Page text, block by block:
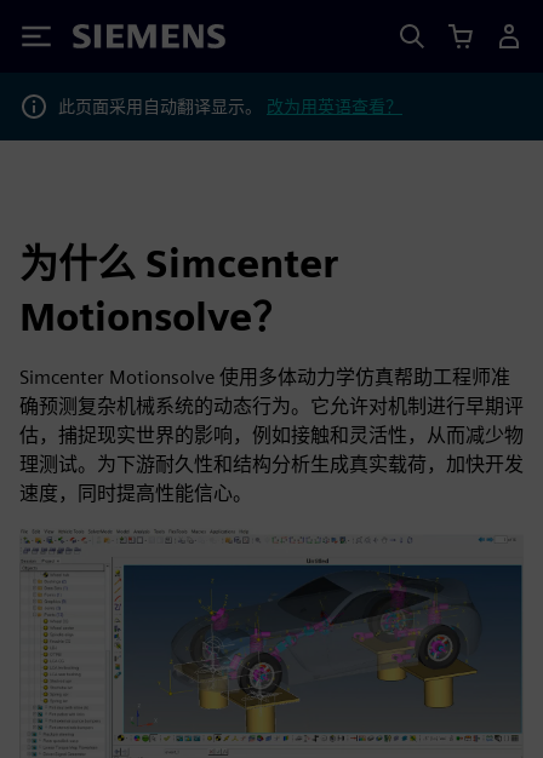
Siemens
此页面采用自动翻译显示。 改为用英语查看？
为什么 Simcenter
Motionsolve？
Simcenter Motionsolve 使用多体动力学仿真帮助工程师准
确预测复杂机械系统的动态行为。它允许对机制进行早期评
估，捕捉现实世界的影响，例如接触和灵活性，从而减少物
理测试。为下游耐久性和结构分析生成真实载荷，加快开发
速度，同时提高性能信心。